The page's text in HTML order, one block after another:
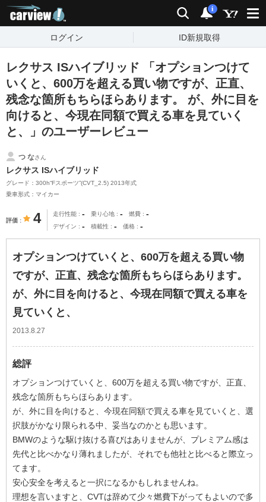
検索 通知
i
ログイン ID新規取得
レクサス ISハイブリッド 「オプションつけて
いくと、600万を超える買い物ですが、正直、
残念な箇所もちらほらあります。 が、外に目を
向けると、今現在同額で買える車を見ていく
と、」のユーザーレビュー
つ なさん
レクサス ISハイブリッド
グレード：300h“Fスポーツ”(CVT_2.5) 2013年式
乗車形式：マイカー
評価 4 走行性能 - 乗り心地 - 燃費 -
デザイン - 積載性 - 価格 -
オプションつけていくと、600万を超える買い物
ですが、正直、残念な箇所もちらほらあります。
が、外に目を向けると、今現在同額で買える車を
見ていくと、
2013.8.27
総評
オプションつけていくと、600万を超える買い物ですが、正直、
残念な箇所もちらほらあります。
が、外に目を向けると、今現在同額で買える車を見ていくと、選
択肢がかなり限られる中、妥当なのかとも思います。
BMWのような駆け抜ける喜びはありませんが、プレミアム感は
先代と比べかなり薄れましたが、それでも他社と比べると際立っ
てます。
安心安全を考えると一択になるかもしれませんね。
理想を言いますと、CVTは辞めて少々燃費下がってもよいので多